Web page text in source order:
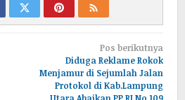
Pos berikutnya
Diduga Reklame Rokok
Menjamur di Sejumlah Jalan
Protokol di Kab.Lampung
Utara Abaikan PP RI No 109